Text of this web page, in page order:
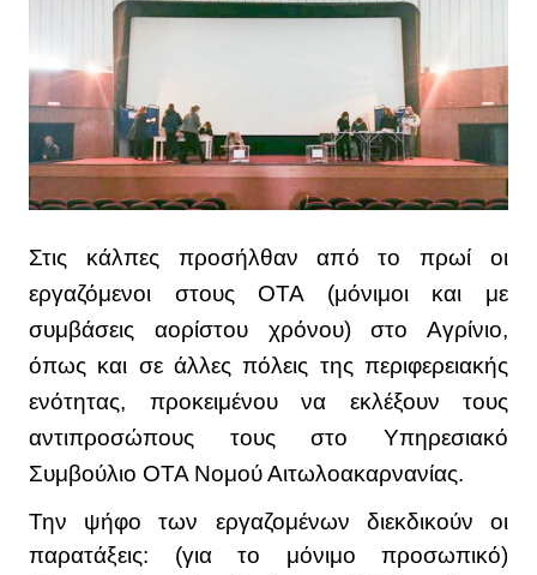
Στις κάλπες προσήλθαν από το πρωί οι
εργαζόμενοι στους ΟΤΑ (μόνιμοι και με
συμβάσεις αορίστου χρόνου) στο Αγρίνιο,
όπως και σε άλλες πόλεις της περιφερειακής
ενότητας, προκειμένου να εκλέξουν τους
αντιπροσώπους τους στο Υπηρεσιακό
Συμβούλιο ΟΤΑ Νομού Αιτωλοακαρνανίας.
Την ψήφο των εργαζομένων διεκδικούν οι
παρατάξεις: (για το μόνιμο προσωπικό)